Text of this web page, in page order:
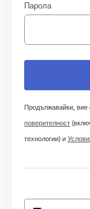
Парола
Продължавайки, вие
поверителност
технологии) и